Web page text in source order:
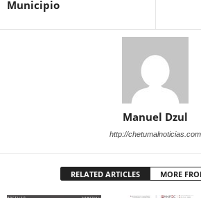
Municipio
Manuel Dzul
http://chetumalnoticias.com
RELATED ARTICLES MORE